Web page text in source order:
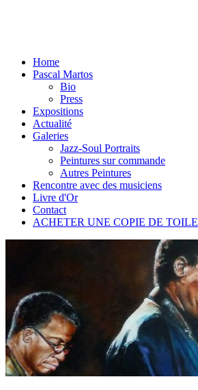
Home
Pascal Martos
Bio
Press
Expositions
Actualité
Galeries
Jazz-Soul Portraits
Peintures sur commande
Autres Peintures
Rencontre avec des musiciens
Livre d'Or
Contact
ACHETER UNE COPIE DE TOILE